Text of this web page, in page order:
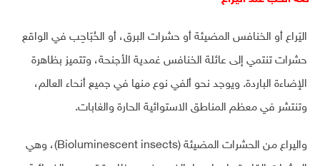
اليَراع أو الخنافس المضيئة أو حشرات البرق، أو الحُبَاحِب في الواقع
حشرات تنتمي إلى عائلة الخنافس غمدية الأجنحة، وتتميز بظاهرة
الإضاءة الباردة. ويوجد نحو ألفي نوع منها في جميع أنحاء العالم،
وتنتشر في معظم المناطق الاستوائية الحارة والغابات.
واليراع من الحشرات المضيئة (Bioluminescent insects)‏، وهي